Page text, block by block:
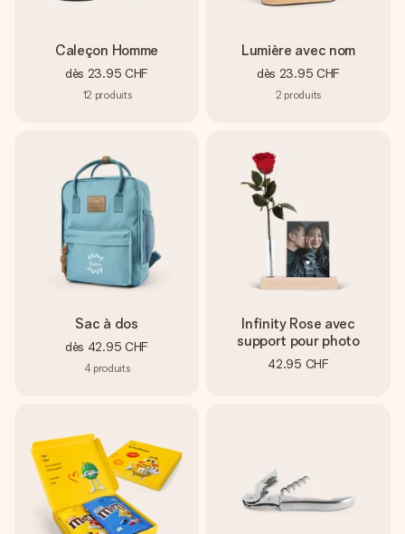
Caleçon Homme
dès 23.95 CHF
12 produits
Lumière avec nom
dès 23.95 CHF
2 produits
Sac à dos
dès 42.95 CHF
4 produits
Infinity Rose avec
support pour photo
42.95 CHF